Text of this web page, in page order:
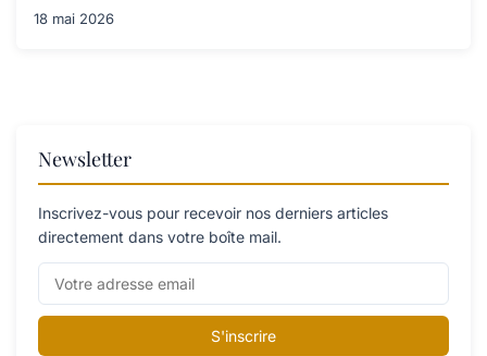
18 mai 2026
Newsletter
Inscrivez-vous pour recevoir nos derniers articles
directement dans votre boîte mail.
S'inscrire